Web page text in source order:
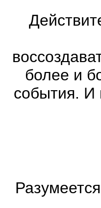
более и
события. И